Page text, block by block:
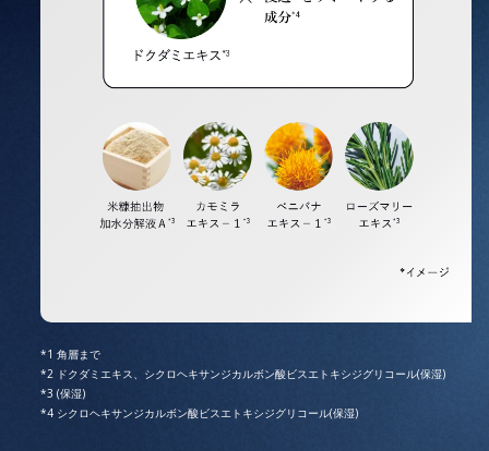
角層まで
ドクダミエキス、シクロヘキサンジカルボン酸ビスエトキシジグリコール(保湿)
(保湿)
シクロヘキサンジカルボン酸ビスエトキシジグリコール(保湿)